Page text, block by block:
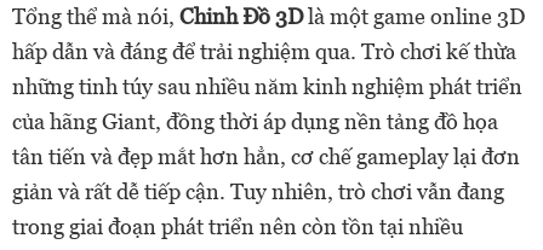
Tổng thể mà nói, Chinh Đồ 3Dlà một game online 3D
hấp dẫn và đáng để trải nghiệm qua. Trò chơi kế thừa
những tinh túy sau nhiều năm kinh nghiệm phát triển
của hãng Giant, đồng thời áp dụng nền tảng đồ họa
tân tiến và đẹp mắt hơn hẳn, cơ chế gameplay lại đơn
giản và rất dễ tiếp cận. Tuy nhiên, trò chơi vẫn đang
trong giai đoạn phát triển nên còn tồn tại nhiều